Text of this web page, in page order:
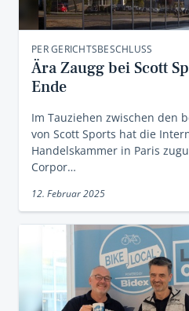
PER GERICHTSBESCHLUSS
Ära Zaugg bei Scott
Ende
Im Tauziehen zwischen den
von Scott Sports hat die
Handelskammer in Paris
Corpor…
12. Februar 2025